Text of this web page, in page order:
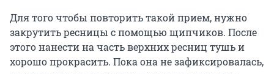
Для того чтобы повторить такой прием, нужно
закрутить ресницы с помощью щипчиков. После
этого нанести на часть верхних ресниц тушь и
хорошо прокрасить. Пока она не зафиксировалась,